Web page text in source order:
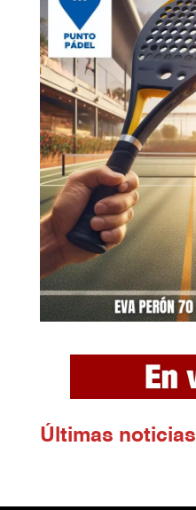
Ú ltimas noticias